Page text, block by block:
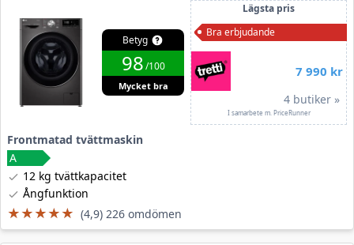
Betyg
98/100
Mycket bra
Lägsta pris
Bra erbjudande
7 990 kr
4 butiker »
I samarbete m. PriceRunner
Frontmatad tvättmaskin
12 kg tvättkapacitet
Ångfunktion
★★★★★
★★★★★ (4,9) 226 omdömen